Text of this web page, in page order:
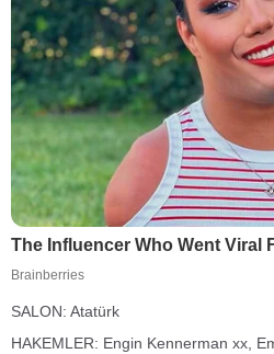
SALON: Atatürk
HAKEMLER: Engin Kennerman xx,